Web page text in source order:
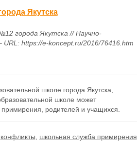
Якутска
города Якутска // Научно-
https://e-koncept.ru/2016/76416.htm
школе города Якутска,
школе может
родителей и учащихся.
конфликты школьная служба примирения